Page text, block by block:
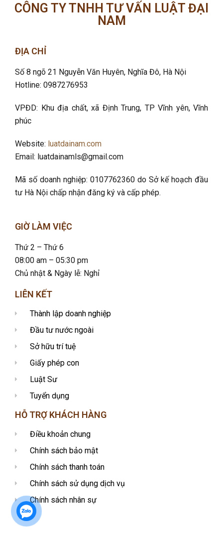
CÔNG TY TNHH TƯ VẤN LUẬT ĐẠI
NAM
ĐỊA CHỈ
Số 8 ngõ 21 Nguyễn Văn Huyên, Nghĩa Đô, Hà Nội
Hotline: 0987276953
VPĐD: Khu địa chất, xã Định Trung, TP Vĩnh yên, Vĩnh
phúc
Website: luatdainam.com
Email: luatdainamls@gmail.com
Mã số doanh nghiệp: 0107762360 do Sở kế hoạch đầu
tư Hà Nội chấp nhận đăng ký và cấp phép.
GIỜ LÀM VIỆC
Thứ 2 – Thứ 6
08:00 am – 05:30 pm
Chủ nhật & Ngày lễ: Nghỉ
LIÊN KẾT
Thành lập doanh nghiệp
Đầu tư nước ngoài
Sở hữu trí tuệ
Giấy phép con
Luật Sư
Tuyển dụng
HỖ TRỢ KHÁCH HÀNG
Điều khoản chung
Chính sách bảo mật
Chính sách thanh toán
Chính sách sử dụng dịch vụ
Chính sách nhân sự